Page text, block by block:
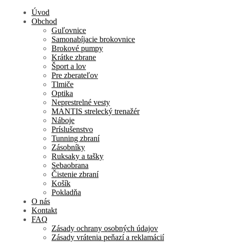
Úvod
Obchod
Guľovnice
Samonabíjacie brokovnice
Brokové pumpy
Krátke zbrane
Šport a lov
Pre zberateľov
Tlmiče
Optika
Neprestrelné vesty
MANTIS strelecký trenažér
Náboje
Príslušenstvo
Tunning zbraní
Zásobníky
Ruksaky a tašky
Sebaobrana
Čistenie zbraní
Košík
Pokladňa
O nás
Kontakt
FAQ
Zásady ochrany osobných údajov
Zásady vrátenia peňazí a reklamácií